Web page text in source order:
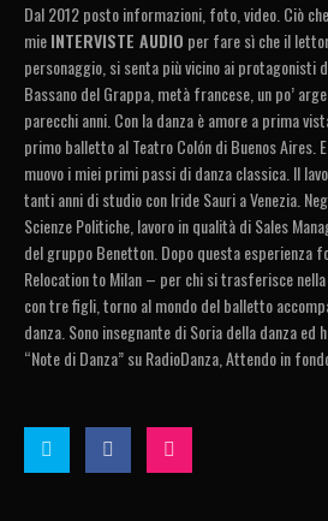
Dal 2012 posto informazioni, foto, video. Ciò
mieINTERVISTE AUDIO per fare sì che il
personaggio, si senta più vicino ai protagonisti
Bassano del Grappa, metà francese, un po’
parecchi anni. Con la danza è amore a prima
primo balletto al Teatro Colón di Buenos Aires.
muovo i miei primi passi di danza classica. Il
tanti anni di studio con Iride Sauri a Venezia.
Scienze Politiche, lavoro in qualità di Sales
del gruppo Benetton. Dopo questa esperienza
Relocation to Milan – per chi si trasferisce
con tre figli, torno al mondo del balletto
danza. Sono insegnante di Soria della danza
“Note di Danza” su RadioDanza, Attendo in